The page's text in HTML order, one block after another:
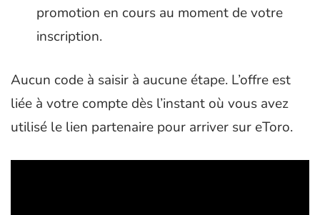
promotion en cours au moment de votre
inscription.
Aucun code à saisir à aucune étape. L’offre est
liée à votre compte dès l’instant où vous avez
utilisé le lien partenaire pour arriver sur eToro.